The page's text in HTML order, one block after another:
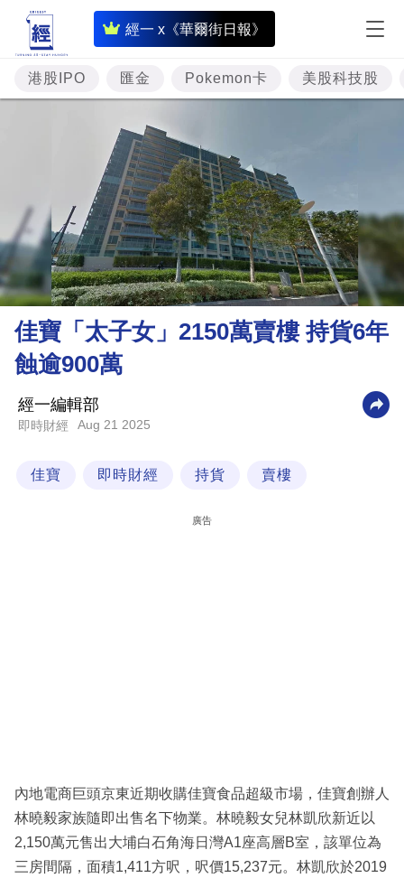
經一 x《華爾街日報》
即
時
財
經
專
題
投
資
樓
市
理
財
商
科
區
港股IPO 匯金 Pokemon卡 美股科技股
佳寶「太子女」2150萬賣樓 持貨6年
蝕逾900萬
經一編輯部
即時財經 Aug 21 2025
佳寶 即時財經 持貨 賣樓
廣告
內地電商巨頭京東近期收購佳寶食品超級市場，佳寶創辦人
林曉毅家族隨即出售名下物業。林曉毅女兒林凱欣新近以
2,150萬元售出大埔白石角海日灣A1座高層B室，該單位為
三房間隔，面積1,411方呎，呎價15,237元。林凱欣於2019